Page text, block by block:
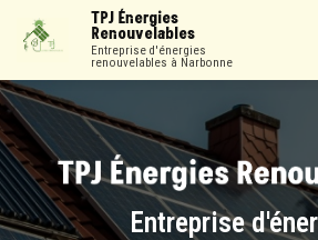
contenu
TPJ Énergies
Renouvelables
Entreprise d'énergies
renouvelables à Narbonne
Entreprise